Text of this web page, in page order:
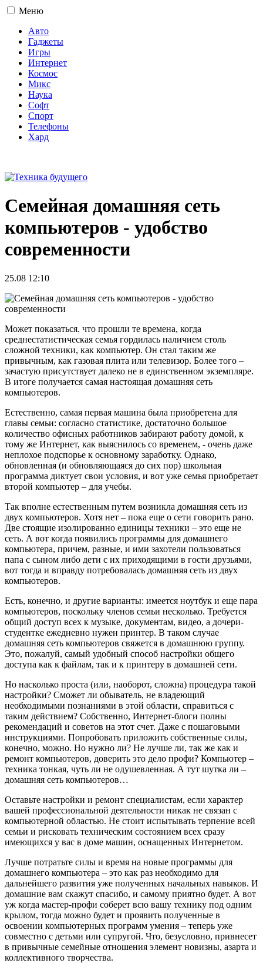
Меню
Авто
Гаджеты
Игры
Интернет
Космос
Микс
Наука
Софт
Спорт
Телефоны
Хард
Семейная домашняя сеть
компьютеров - удобство
современности
25.08 12:10
Может показаться. что прошли те времена, когда
среднестатистическая семья гордилась наличием столь
сложной техники, как компьютер. Он стал таким же
привычным, как газовая плита или телевизор. Более того –
зачастую присутствует далеко не в единственном экземпляре.
В итоге получается самая настоящая домашняя сеть
компьютеров.
Естественно, самая первая машина была приобретена для
главы семьи: согласно статистике, достаточно большое
количество офисных работников забирают работу домой, к
тому же Интернет, как выяснилось со временем, - очень даже
неплохое подспорье к основному заработку. Однако,
обновленная (и обновляющаяся до сих пор) школьная
программа диктует свои условия, и вот уже семья приобретает
второй компьютер – для учебы.
Так вполне естественным путем возникла домашняя сеть из
двух компьютеров. Хотя нет – пока еще о сети говорить рано.
Две стоящие изолированно единицы техники – это еще не
сеть. А вот когда появились программы для домашнего
компьютера, причем, разные, и ими захотели пользоваться
папа с сыном либо дети с их приходящими в гости друзьями,
вот тогда и вправду потребовалась домашняя сеть из двух
компьютеров.
Есть, конечно, и другие варианты: имеется ноутбук и еще пара
компьютеров, поскольку членов семьи несколько. Требуется
общий доступ всех к музыке, документам, видео, а дочери-
студентке ежедневно нужен принтер. В таком случае
домашняя сеть компьютеров свяжется в домашнюю группу.
Это, пожалуй, самый удобный способ настройки общего
доступа как к файлам, так и к принтеру в домашней сети.
Но насколько проста (или, наоборот, сложна) процедура такой
настройки? Сможет ли обыватель, не владеющий
необходимыми познаниями в этой области, справиться с
таким действием? Собственно, Интернет-блоги полны
рекомендаций и советов на этот счет. Даже с пошаговыми
инструкциями. Попробовать приложить собственные силы,
конечно, можно. Но нужно ли? Не лучше ли, так же как и
ремонт компьютеров, доверить это дело профи? Компьютер –
техника тонкая, чуть ли не одушевленная. А тут шутка ли –
домашняя сеть компьютеров…
Оставьте настройки и ремонт специалистам, если характер
вашей профессиональной деятельности никак не связан с
компьютерной областью. Не стоит испытывать терпение всей
семьи и рисковать техническим состоянием всех сразу
имеющихся у вас в доме машин, оснащенных Интернетом.
Лучше потратьте силы и время на новые программы для
домашнего компьютера – это как раз необходимо для
дальнейшего развития уже полученных начальных навыков. И
домашние вам скажут спасибо, и самому приятно будет. А вот
уж когда мастер-профи соберет всю вашу технику под одним
крылом, тогда можно будет и проявить полученные в
освоении компьютерных программ умения – теперь уже
совместно с детьми или супругой. Что, безусловно, привнесет
в привычные семейные отношения элемент новизны, азарта и
коллективного творчества.